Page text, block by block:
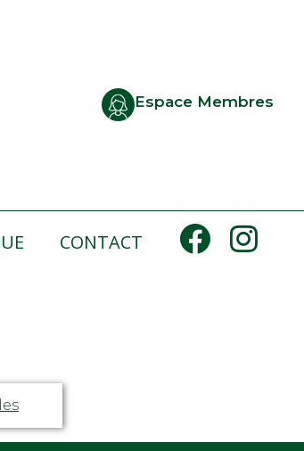
Espace Membres
CONTACT